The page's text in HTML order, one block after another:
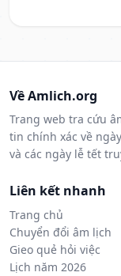
Về Amlich.org
Trang web tra cứu
tin chính xác về
và các ngày lễ tết
Liên kết nhanh
Trang chủ
Chuyển đổi âm lịch
Gieo quẻ hỏi việc
Lịch năm 2026